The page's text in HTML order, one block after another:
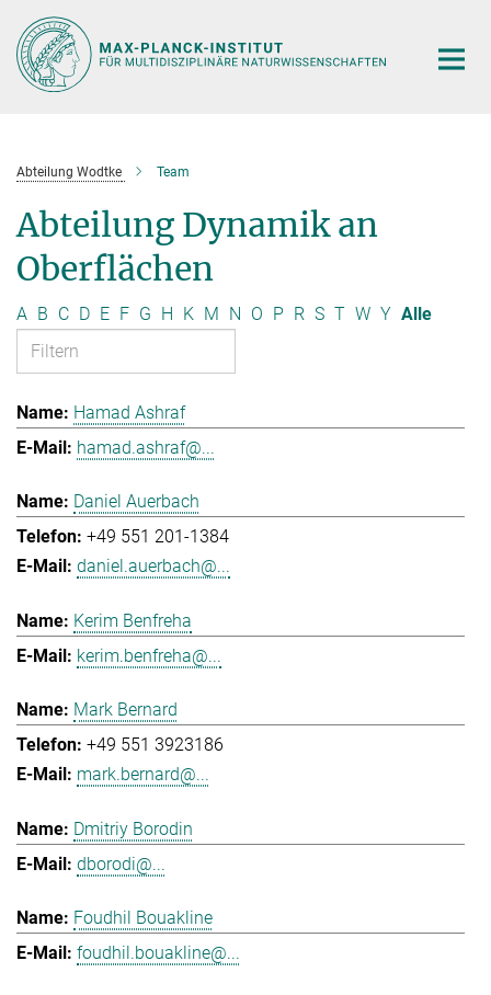
Hauptinhalt
Abteilung Wodtke Team
Abteilung Dynamik an
Oberflächen
A B C D E F G H K M N O P R S T W Y Alle
Hamad Ashraf
hamad.ashraf@...
Daniel Auerbach
+49 551 201-1384
daniel.auerbach@...
Kerim Benfreha
kerim.benfreha@...
Mark Bernard
+49 551 3923186
mark.bernard@...
Dmitriy Borodin
dborodi@...
Foudhil Bouakline
foudhil.bouakline@...